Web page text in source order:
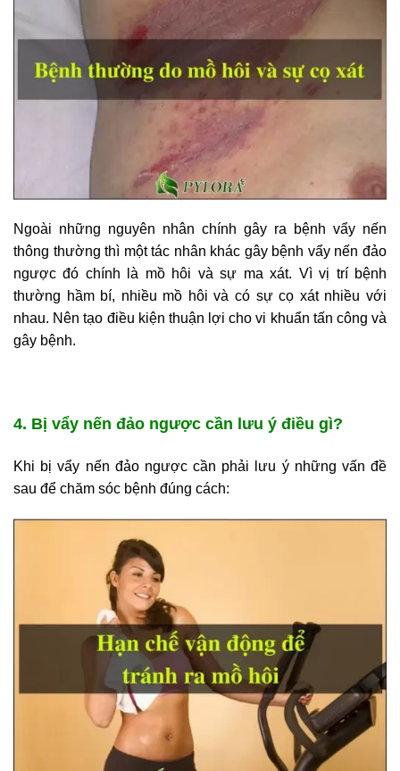
Ngoài những nguyên nhân chính gây ra bệnh vẩy nến
thông thường thì một tác nhân khác gây bệnh vẩy nến đảo
ngược đó chính là mồ hôi và sự ma xát. Vì vị trí bệnh
thường hầm bí, nhiều mồ hôi và có sự cọ xát nhiều với
nhau. Nên tạo điều kiện thuận lợi cho vi khuẩn tấn công và
gây bệnh.
4. Bị vẩy nến đảo ngược cần lưu ý điều gì?
Khi bị vẩy nến đảo ngược cần phải lưu ý những vấn đề
sau để chăm sóc bệnh đúng cách: